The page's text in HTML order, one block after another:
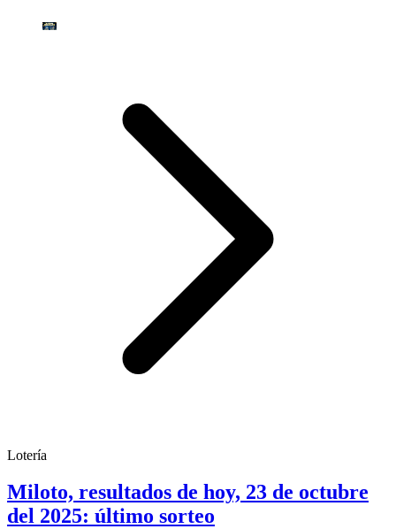
Lotería
Miloto, resultados de hoy, 23 de octubre
del 2025: último sorteo